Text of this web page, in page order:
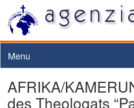
Menu
AFRIKA/
des Theologats